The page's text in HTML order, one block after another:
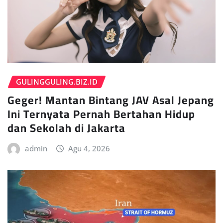
GULINGGULING.BIZ.ID
Geger! Mantan Bintang JAV Asal Jepang
Ini Ternyata Pernah Bertahan Hidup
dan Sekolah di Jakarta
admin Agu 4, 2026